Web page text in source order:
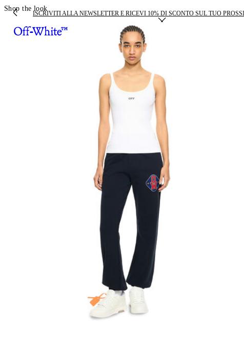
ISCRIVITI ALLA NEWSLETTER E RICEVI 10% DI SCONTO SUL TUO
Shop the look